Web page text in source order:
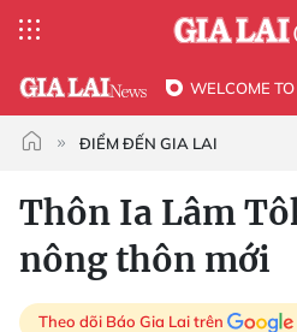
WELCOME
ĐIỂM ĐẾN GIA LAI
Thôn Ia Lâm
nông thôn mới
Theo dõi Báo Gia Lai trên